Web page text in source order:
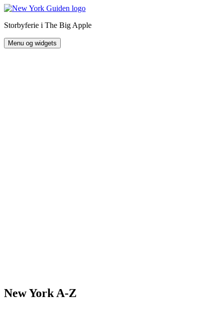
Hop
indhold
Storbyferie i The Big Apple
Menu og widgets
New York A-Z